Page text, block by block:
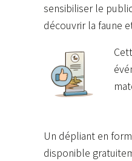
sensibiliser le
découvrir la faune
Un dépliant en
disponible